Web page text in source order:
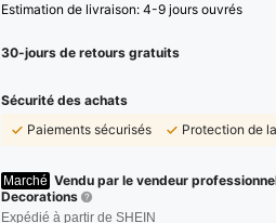
Estimation de livraison: 4-9 jours ouvrés
30-jours de retours gratuits
Sécurité des achats
Paiements sécurisés
Protection de
Marché Vendu par le vendeur
Decorations
Expédié à partir de SHEIN